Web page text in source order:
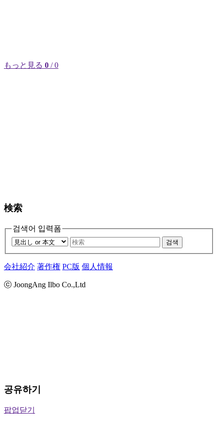
もっと見る 0 / 0
検索
검색어 입력폼
검색
会社紹介 著作権 PC版 個人情報
ⓒ JoongAng Ilbo Co.,Ltd
공유하기
팝업닫기